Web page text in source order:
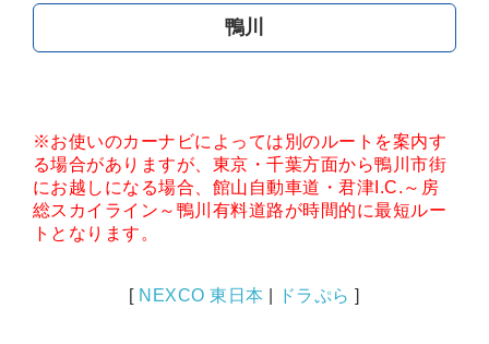
鴨川
※お使いのカーナビによっては別のルートを案内す
る場合がありますが、東京・千葉方面から鴨川市街
にお越しになる場合、館山自動車道・君津I.C.～房
総スカイライン～鴨川有料道路が時間的に最短ルー
トとなります。
[ NEXCO 東日本 ドラぷら ]